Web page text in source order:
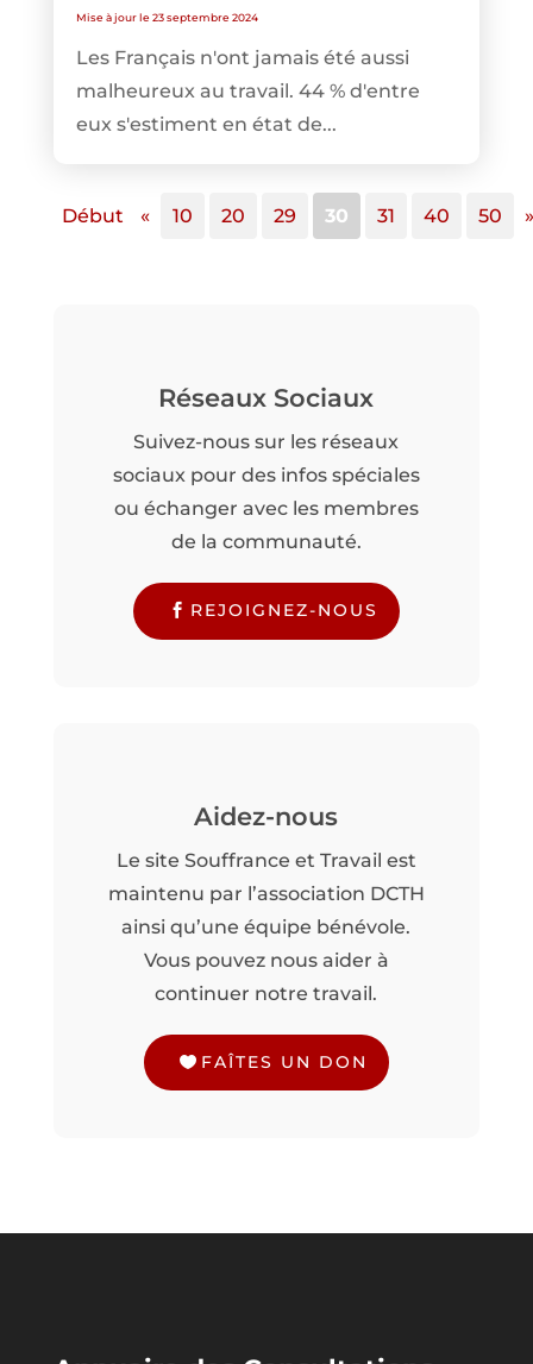
Mise à jour le 23 septembre 2024
Les Français n'ont jamais été aussi
malheureux au travail. 44 % d'entre
eux s'estiment en état de...
Début « 10 20 29 30 31 40 50 »
Réseaux Sociaux
Suivez-nous sur les réseaux
sociaux pour des infos spéciales
ou échanger avec les membres
de la communauté.
REJOIGNEZ-NOUS
Aidez-nous
Le site Souffrance et Travail est
maintenu par l’association DCTH
ainsi qu’une équipe bénévole.
Vous pouvez nous aider à
continuer notre travail.
FAÎTES UN DON